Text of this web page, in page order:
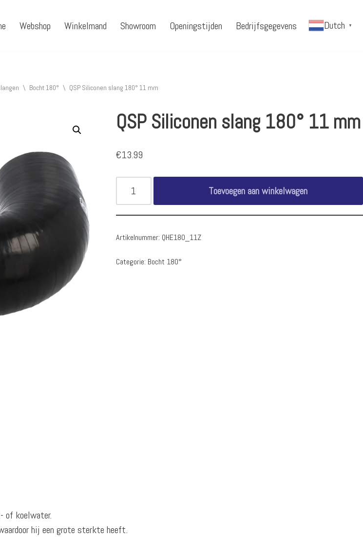
Webshop Winkelmand Showroom Openingstijden Bedrijfsgegevens Dutch ▼
\ Bocht 180° \ QSP Siliconen slang 180° 11 mm
QSP Siliconen slang 180° 11 mm
€13.99
Toevoegen aan winkelwagen
Artikelnummer: QHE180_11Z
Categorie: Bocht 180°
of koelwater.
hij een grote sterkte heeft.